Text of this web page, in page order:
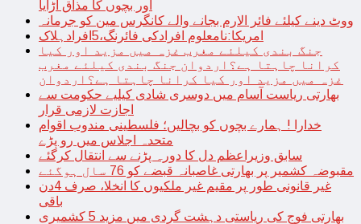
اور بچوں کا مذاق اُڑایا
ووٹ دینے کیلئے فائر الارم بجانے والے کانگرس مین کو جرمانہ
امریکا:نامعلوم افرادکی فائرنگ،5افرادہلاک
جنگ بندی کیلئے مغرب غزہ میں مزید اور کیا
کرانا چاہتا ہے؟اردوان جنگ بندی کیلئے مغرب
غزہ میں مزید اور کیا کرانا چاہتا ہے؟اردوان
بھارتی ریاست آسام میں دوسری شادی کیلیے حکومت سے
اجازت لازمی قرار
خدارا ! ہمارے بچوں کو بچالیں؛ فلسطینی مندوب اقوام
متحدہ اجلاس میں رو پڑے
سابق وزیراعظم دل کا دورہ پڑنے سے انتقال کرگئے
مقبوضہ کشمیر پر بھارتی غاصبانہ قبضے کو 76 سال ہوگئے
غیر قانونی طور پر مقیم غیر ملکیوں کا انخلا، صرف 4دن
باقی
بھارتی فوج کی ریاستی دہشت گردی میں مزید 5 کشمیری